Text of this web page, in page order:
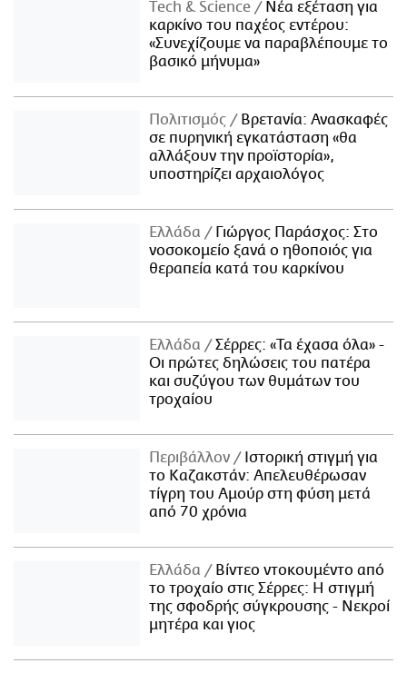
Τech & Science
Νέα εξέταση για
καρκίνο του παχέος εντέρου:
«Συνεχίζουμε να παραβλέπουμε το
βασικό μήνυμα»
Πολιτισμός
Βρετανία: Ανασκαφές
σε πυρηνική εγκατάσταση «θα
αλλάξουν την προϊστορία»,
υποστηρίζει αρχαιολόγος
Ελλάδα
Γιώργος Παράσχος: Στο
νοσοκομείο ξανά ο ηθοποιός για
θεραπεία κατά του καρκίνου
Ελλάδα
Σέρρες: «Τα έχασα όλα» -
Οι πρώτες δηλώσεις του πατέρα
και συζύγου των θυμάτων του
τροχαίου
Περιβάλλον
Ιστορική στιγμή για
το Καζακστάν: Απελευθέρωσαν
τίγρη του Αμούρ στη φύση μετά
από 70 χρόνια
Ελλάδα
Βίντεο ντοκουμέντο από
το τροχαίο στις Σέρρες: Η στιγμή
της σφοδρής σύγκρουσης - Νεκροί
μητέρα και γιος